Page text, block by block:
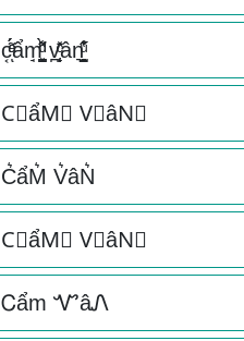
c͔ͣͦ́́͂ͅẩm̘͈̺̪͓ͩ͂̾ͪ̀̋ v̪̩̜̜̙̜ͨ̽̄ân͉̠̙͉̗̺̋̋̔ͧ̊
C⃗ẩM⃗ V⃗âN⃗
C͛ẩM͛ V͛âN͛
C⃒ẩM⃒ V⃒âN⃒
Ꮯẩm ᏉâᏁ